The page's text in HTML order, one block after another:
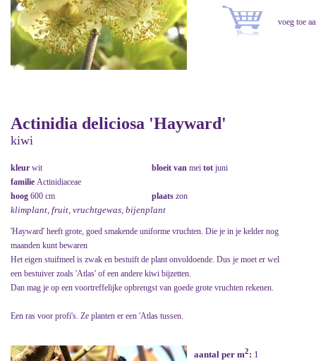
Actinidia deliciosa 'Hayward'
kiwi
kleur wit bloeit van mei tot juni
familie Actinidiaceae
hoog 600 cm plaats zon
klimplant, fruit, vruchtgewas, bijenplant
'Hayward' heeft grote, goed smakende uniforme vruchten. Die je in je kelder nog
maanden kunt bewaren
Het eigen stuifmeel is zwak en bestuift de plant onvoldoende. Dus je moet er wel
een bestuiver zoals 'Atlas' of een andere kiwi bijzetten.
Dan mag je op een voortreffelijke opbrengst van goede grote vruchten rekenen.
Een ras voor profi's. Ze planten er een 'Atlas tussen.
aantal per m2: 1